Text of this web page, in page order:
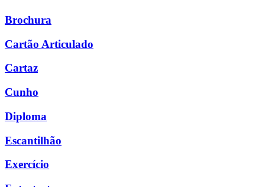
Brochura
Cartão Articulado
Cartaz
Cunho
Diploma
Escantilhão
Exercício